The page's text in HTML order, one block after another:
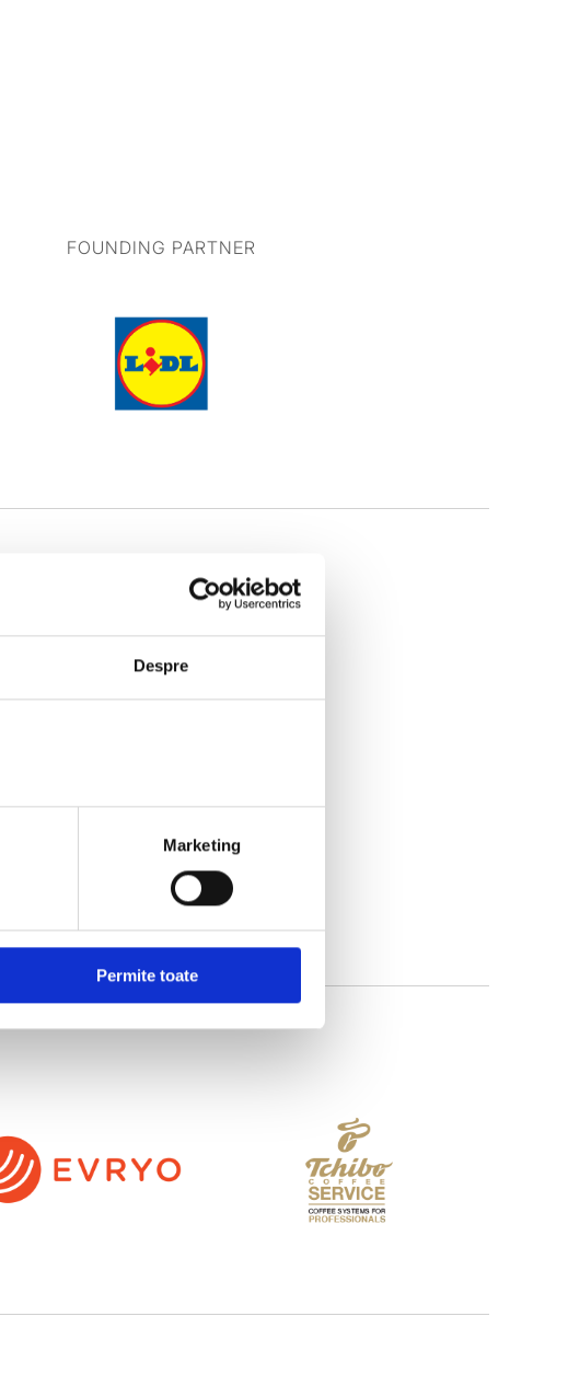
Despre
Marketing
Permite toate
FOUNDING PARTNER